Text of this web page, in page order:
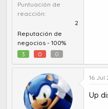
Puntuación de
reacción
2
Reputación de
negocios - 100%
3
0 0
16 Jul
Up